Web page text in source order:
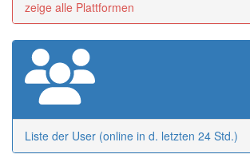
zeige alle Plattformen
Liste der User (online in d. letzten 24 Std.)